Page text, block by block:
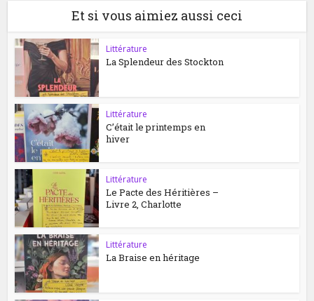
Et si vous aimiez aussi ceci
Littérature
La Splendeur des Stockton
Littérature
C’était le printemps en
hiver
Littérature
Le Pacte des Héritières –
Livre 2, Charlotte
Littérature
La Braise en héritage